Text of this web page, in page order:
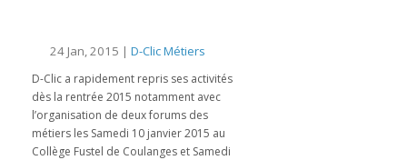
24 Jan, 2015 | D-Clic Métiers
D-Clic a rapidement repris ses activités
dès la rentrée 2015 notamment avec
l’organisation de deux forums des
métiers les Samedi 10 janvier 2015 au
Collège Fustel de Coulanges et Samedi